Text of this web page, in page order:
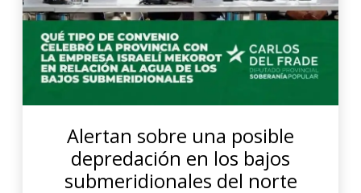
Alertan sobre una posible
depredación en los bajos
submeridionales del norte